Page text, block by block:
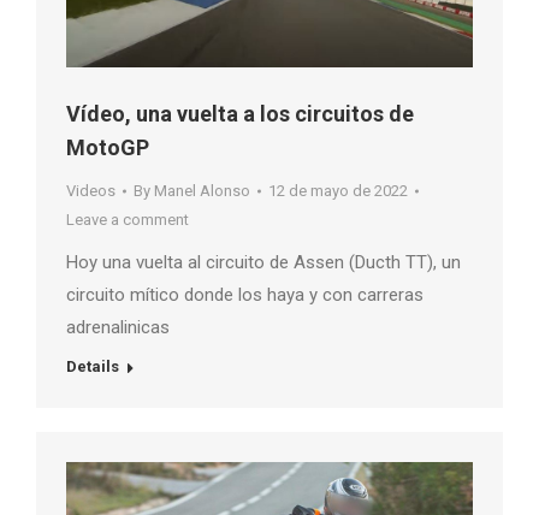
Vídeo, una vuelta a los circuitos de
MotoGP
Videos By Manel Alonso
12 de mayo de 2022
Leave a comment
Hoy una vuelta al circuito de Assen (Ducth TT), un
circuito mítico donde los haya y con carreras
adrenalinicas
Details